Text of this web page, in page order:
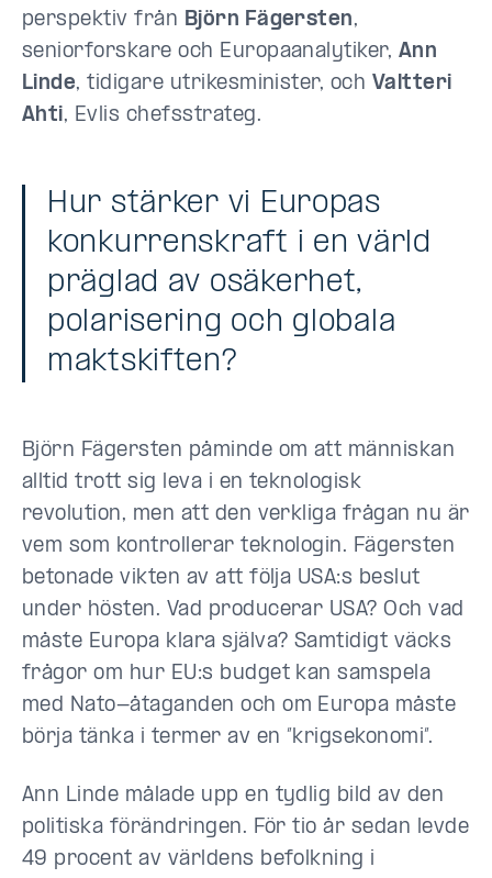
perspektiv från Björn Fägersten,
seniorforskare och Europaanalytiker, Ann
Linde, tidigare utrikesminister, och Valtteri
Ahti, Evlis chefsstrateg.
Hur stärker vi Europas
konkurrenskraft i en värld
präglad av osäkerhet,
polarisering och globala
maktskiften?
Björn Fägersten påminde om att människan
alltid trott sig leva i en teknologisk
revolution, men att den verkliga frågan nu är
vem som kontrollerar teknologin. Fägersten
betonade vikten av att följa USA:s beslut
under hösten. Vad producerar USA? Och vad
måste Europa klara själva? Samtidigt väcks
frågor om hur EU:s budget kan samspela
med Nato-åtaganden och om Europa måste
börja tänka i termer av en ”krigsekonomi”.
Ann Linde målade upp en tydlig bild av den
politiska förändringen. För tio år sedan levde
49 procent av världens befolkning i